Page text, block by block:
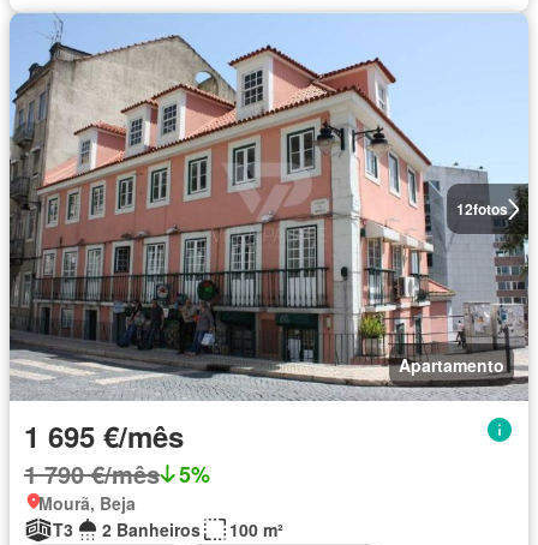
12fotos
Apartamento
1 695 €/mês
1 790 €/mês 5%
Mourã, Beja
T3
2 Banheiros
100 m²